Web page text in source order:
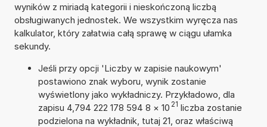
wyników z miriadą kategorii i nieskończoną liczbą
obsługiwanych jednostek. We wszystkim wyręcza nas
kalkulator, który załatwia całą sprawę w ciągu ułamka
sekundy.
Jeśli przy opcji 'Liczby w zapisie naukowym'
postawiono znak wyboru, wynik zostanie
wyświetlony jako wykładniczy. Przykładowo, dla
zapisu 4,794 222 178 594 8 × 10 21 liczba zostanie
podzielona na wykładnik, tutaj 21, oraz właściwą